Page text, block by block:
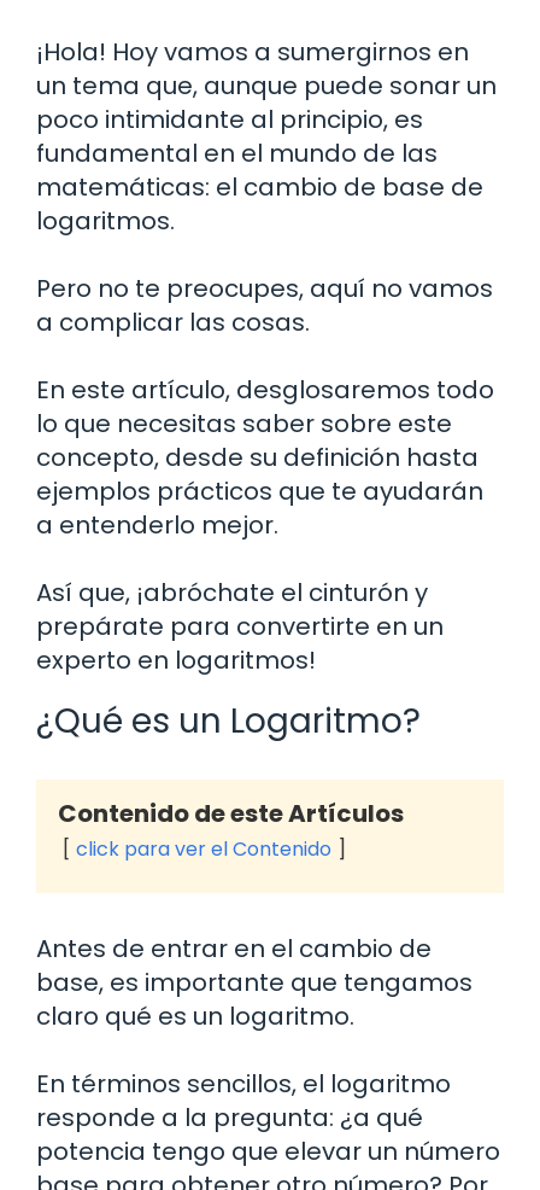
¡Hola! Hoy vamos a sumergirnos en
un tema que, aunque puede sonar un
poco intimidante al principio, es
fundamental en el mundo de las
matemáticas: el cambio de base de
logaritmos.
Pero no te preocupes, aquí no vamos
a complicar las cosas.
En este artículo, desglosaremos todo
lo que necesitas saber sobre este
concepto, desde su definición hasta
ejemplos prácticos que te ayudarán
a entenderlo mejor.
Así que, ¡abróchate el cinturón y
prepárate para convertirte en un
experto en logaritmos!
¿Qué es un Logaritmo?
Contenido de este Artículos
click para ver el Contenido
Antes de entrar en el cambio de
base, es importante que tengamos
claro qué es un logaritmo.
En términos sencillos, el logaritmo
responde a la pregunta: ¿a qué
potencia tengo que elevar un número